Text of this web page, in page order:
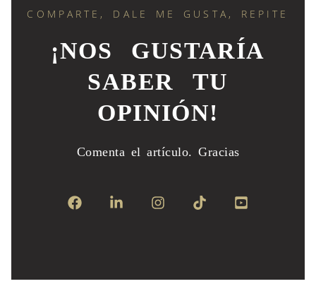
COMPARTE, DALE ME GUSTA, REPITE
¡NOS GUSTARÍA
SABER TU
OPINIÓN!
Comenta el artículo. Gracias